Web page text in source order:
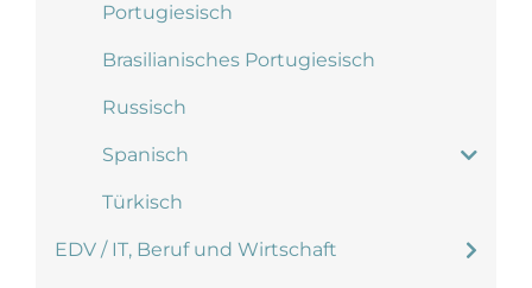
Portugiesisch
Brasilianisches Portugiesisch
Russisch
Spanisch
Türkisch
EDV / IT, Beruf und Wirtschaft